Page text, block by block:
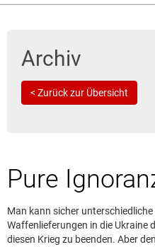
Archiv
< Zurück zur Übersicht
Pure
Man kann sicher
Waffenlieferungen in die Ukraine
diesen Krieg zu beenden. Aber